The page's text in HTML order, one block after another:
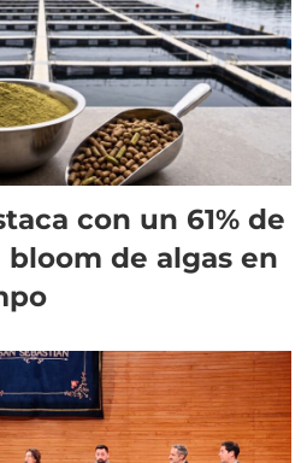
con un 61% de
de algas en